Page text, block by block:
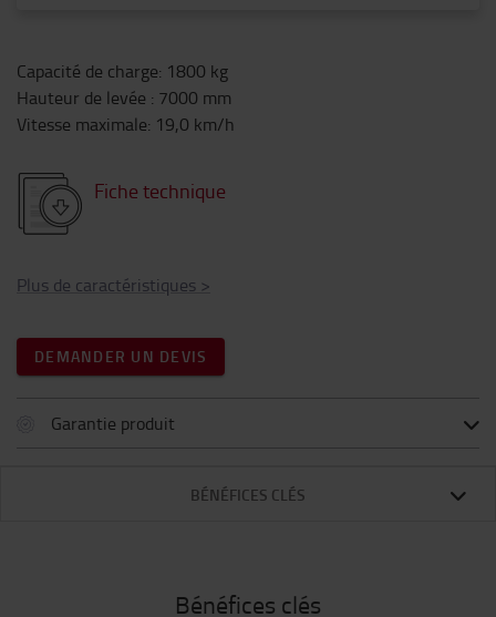
Capacité de charge: 1800 kg
Hauteur de levée : 7000 mm
Vitesse maximale: 19,0 km/h
Fiche technique
Plus de caractéristiques >
DEMANDER UN DEVIS
Garantie produit
BÉNÉFICES CLÉS
Bénéfices clés